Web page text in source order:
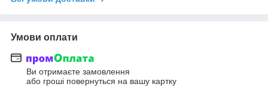
Умови оплати
Ви отримаєте замовлення
або гроші повернуться на вашу картку